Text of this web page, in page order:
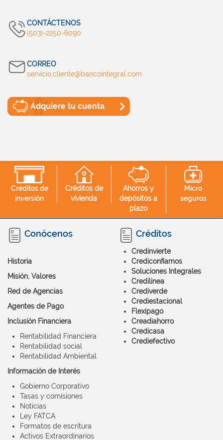
CONTÁCTENOS
(503)-2250-6090
CORREO
servicio.cliente@bancointegral.com
Adquiere tu cuenta
Créditos de
inversión
Créditos de
vivienda
Ahorros y
depósitos a
plazo
Micro
seguros
Conócenos
Historia
Misión, Valores
Red de Agencias
Agentes de Pago
Inclusión Financiera
Rentabilidad Financiera
Rentabilidad social
Rentabilidad Ambiental
Información de Interés
Gobierno Corporativo
Tasas y comisiones
Noticias
Ley FATCA
Formatos de escritura
Activos Extraordinarios
Créditos
Credinvierte
Crediconfiamos
Soluciones Integrales
Credilinea
Crediverde
Crediestacional
Flexipago
Creadiahorro
Credicasa
Crediefectivo